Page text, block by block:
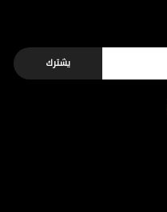
يشترك